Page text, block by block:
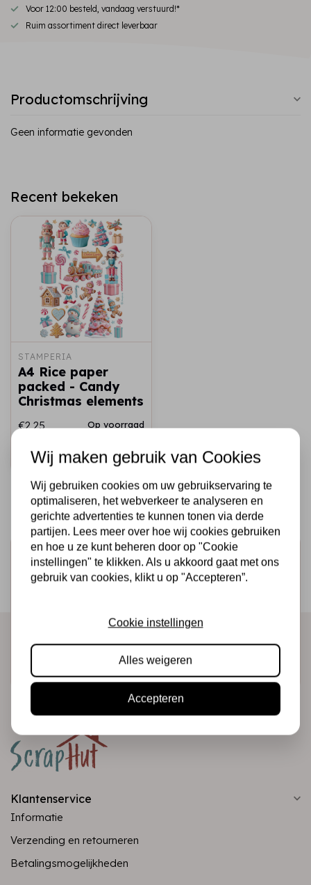
Voor 12:00 besteld, vandaag verstuurd!*
Ruim assortiment direct leverbaar
Productomschrijving
Geen informatie gevonden
Recent bekeken
STAMPERIA
A4 Rice paper
packed - Candy
Christmas elements
€2,25 Op voorraad
Snel toevoegen
Schrijf je in voor de nieuwsbrief
Ontvang als eerste onze actie en nieuwe producten
Klantenservice
Informatie
Verzending en retourneren
Betalingsmogelijkheden
Wij maken gebruik van Cookies
Wij gebruiken cookies om uw gebruikservaring te
optimaliseren, het webverkeer te analyseren en
gerichte advertenties te kunnen tonen via derde
partijen. Lees meer over hoe wij cookies gebruiken
en hoe u ze kunt beheren door op "Cookie
instellingen" te klikken. Als u akkoord gaat met ons
gebruik van cookies, klikt u op "Accepteren”.
Cookie instellingen
Alles weigeren
Accepteren